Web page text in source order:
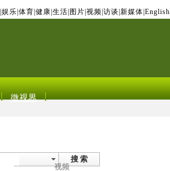
娱乐 体育 健康 生活 图片 视频 访谈 新媒体 English
微视界
搜 索
视频